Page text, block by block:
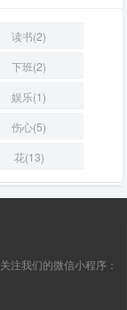
读书(2)
下班(2)
娱乐(1)
伤心(5)
花(13)
注我们的微信小程序：